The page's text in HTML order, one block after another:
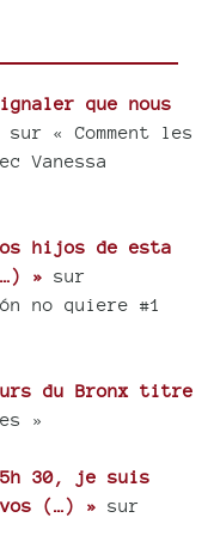
que nous
sur « Comment les
Vanessa
hijos de esta
» sur
no quiere #1
du Bronx titre
»
30, je suis
vos (…) » sur